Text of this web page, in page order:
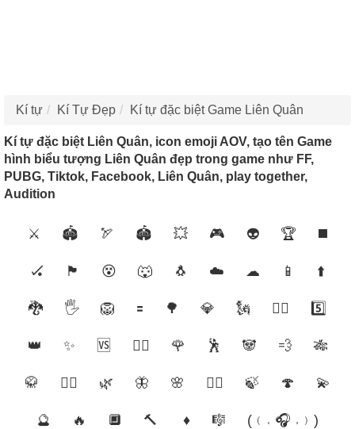
Kí tự Kí Tự Đẹp Kí tự đặc biệt Game Liên Quân
Kí tự đặc biệt Liên Quân, icon emoji AOV, tạo tên Game
hình biểu tượng Liên Quân đẹp trong game như FF,
PUBG, Tiktok, Facebook, Liên Quân, play together,
Audition
⚔️ 🏟 🏹 🏟️ 💥 🎮 👽 🏆 ◼️
🏑 🏴 😵 🐺 🐧 ☁️ ☁︎ 📱 ⬆️
🐉 🖐️ 🦁 🟰️ 🌳 💎 🗽️ 🦸‍♂️ 5️⃣
👑 ✨ 🆚 🦸‍♀️ 🌹 🕺 🐼 💨 🎋
🥋 🧙‍♀️ 🌿 🦋 🌸 🧚‍♀️ 🍃 🍄 💫
🔮 🔥 🔲 🔨 ♦️ 🎼 (﹙˓ 🎧 ˒﹚)